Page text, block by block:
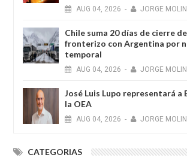
AUG 04, 2026 - JORGE
Chile suma 20 días de cierre
fronterizo con Argentina por
temporal
AUG 04, 2026 - JORGE
José Luis Lupo representará a
la OEA
AUG 04, 2026 - JORGE
CATEGORIAS